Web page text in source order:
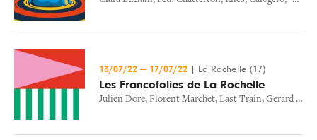
13/07/22 — 17/07/22 La Rochelle (17)
Les Francofolies de La Rochelle
Julien Dore, Florent Marchet, Last Train, Gerard Lanvin